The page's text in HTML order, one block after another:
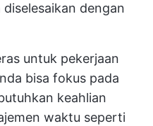
dengan
untuk pekerjaan
bisa fokus pada
keahlian
waktu seperti